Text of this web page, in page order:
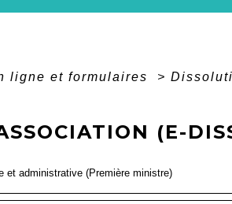
ligne et formulaires >
(E-
et administrative (Première ministre)